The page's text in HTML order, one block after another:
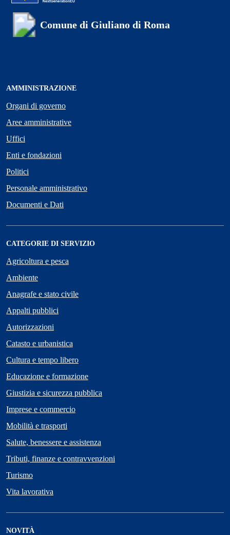
Comune di Giuliano di Roma
AMMINISTRAZIONE
Organi di governo
Aree amministrative
Uffici
Enti e fondazioni
Politici
Personale amministrativo
Documenti e Dati
CATEGORIE DI SERVIZIO
Agricoltura e pesca
Ambiente
Anagrafe e stato civile
Appalti pubblici
Autorizzazioni
Catasto e urbanistica
Cultura e tempo libero
Educazione e formazione
Giustizia e sicurezza pubblica
Imprese e commercio
Mobilità e trasporti
Salute, benessere e assistenza
Tributi, finanze e contravvenzioni
Turismo
Vita lavorativa
NOVITÀ